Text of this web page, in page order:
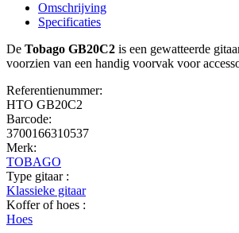
Omschrijving
Specificaties
De Tobago GB20C2 is een gewatteerde
voorzien van een handig voorvak voor
Referentienummer:
HTO GB20C2
Barcode:
3700166310537
Merk:
TOBAGO
Type gitaar :
Klassieke gitaar
Koffer of hoes :
Hoes